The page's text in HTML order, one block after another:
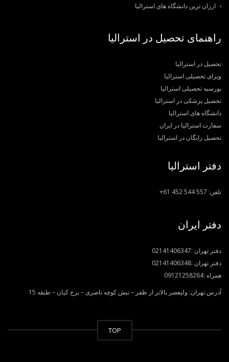
ارزان ترین دانشگاه های استرالیا
راهنمای تحصیل در استرالیا
تحصیل در استرالیا
ویزای تحصیلی استرالیا
بورسیه تحصیلی استرالیا
تحصیل پزشکی در استرالیا
دانشگاه های استرالیا
سفارت استرالیا در ایران
تحصیل رایگان در استرالیا
دفتر استرالیا
تلفن: +61 452 544 557
دفتر ایران
دفتر تهران :02141406347
دفتر تهران :02141406348
همراه :09121258264
آدرس تهران: ولیعصر بالاتر از ظفر – نبش کوچه ناصری – برج کیان – طبقه 15
TOP